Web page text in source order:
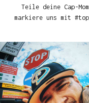
Teile deine Cap-
markiere uns mit